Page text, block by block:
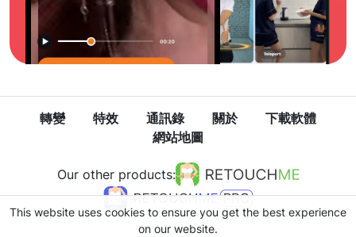
轉變 特效 通訊錄 關於
下載軟體
網站地圖
Our other products:
This website uses cookies to ensure you get the best experience
on our website.